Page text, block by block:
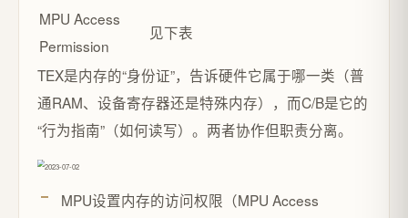
MPU Access
Permission
见下表
TEX是内存的“身份证”，告诉硬件它属于哪一类（普
通RAM、设备寄存器还是特殊内存），而C/B是它的
“行为指南”（如何读写）。两者协作但职责分离。
MPU设置内存的访问权限（MPU Access